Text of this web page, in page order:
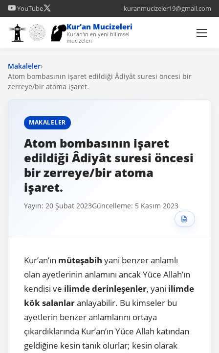
YouTube kuranmucizeler19@gmail.com
Kur'an Mucizeleri
Kur'an'ın en yeni bilimsel
mucizeleri
Makaleler›
Atom bombasının işaret edildiği Âdiyât suresi öncesi bir
zerreye/bir atoma işaret.
MAKALELER
Atom bombasının işaret
edildiği Âdiyât suresi öncesi
bir zerreye/bir atoma
işaret.
Yayın: 20 Şubat 2023Güncelleme: 5 Kasım 2023
Kur’an’ın müteşabih yani benzer anlamlı
olan ayetlerinin anlamını ancak Yüce Allah’ın
kendisi ve ilimde derinleşenler, yani ilimde
kök salanlaranlayabilir. Bu kimseler bu
ayetlerin benzer anlamlarını ortaya
çıkardıklarında Kur’an’ın Yüce Allah katından
geldiğine kesin tanık olurlar; kesin olarak